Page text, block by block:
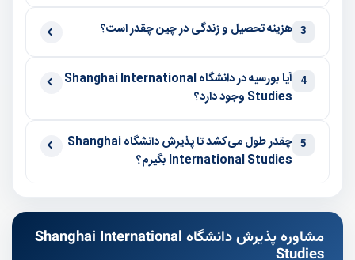
3 هزینه تحصیل و زندگی در چین چقدر است؟
4
آیا بورسیه در دانشگاه Shanghai International
Studies وجود دارد؟
5
چقدر طول می‌کشد تا پذیرش دانشگاه Shanghai
International Studies بگیرم؟
مشاوره پذیرش دانشگاه Shanghai International
Studies